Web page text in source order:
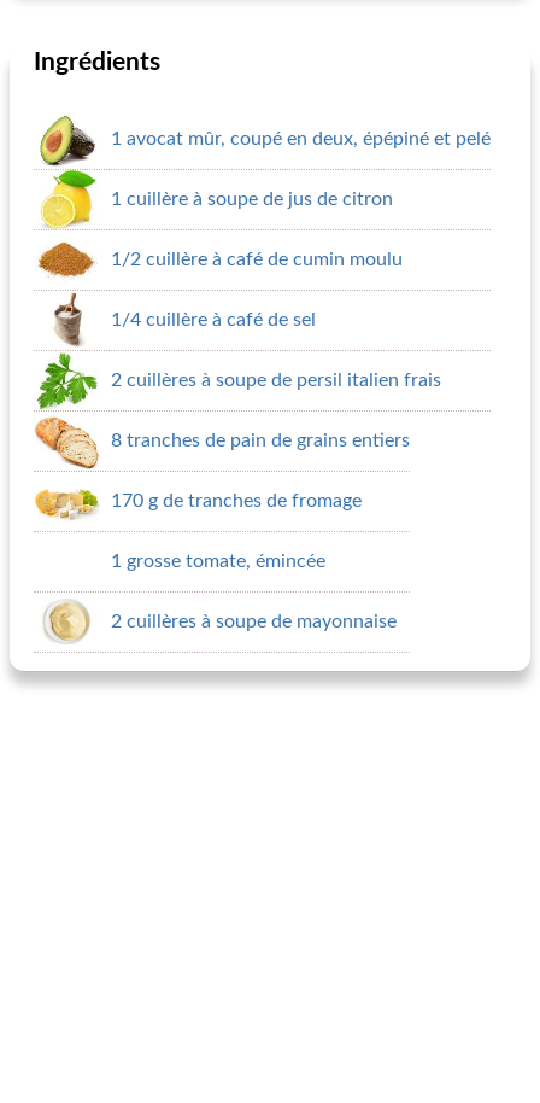
Ingrédients
1 avocat mûr, coupé en deux, épépiné et pelé
1 cuillère à soupe de jus de citron
1/2 cuillère à café de cumin moulu
1/4 cuillère à café de sel
2 cuillères à soupe de persil italien frais
8 tranches de pain de grains entiers
170 g de tranches de fromage
1 grosse tomate, émincée
2 cuillères à soupe de mayonnaise